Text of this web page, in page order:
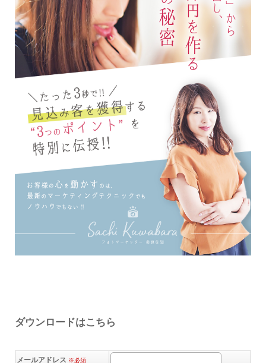
ダウンロードはこちら
メールアドレス ※必須